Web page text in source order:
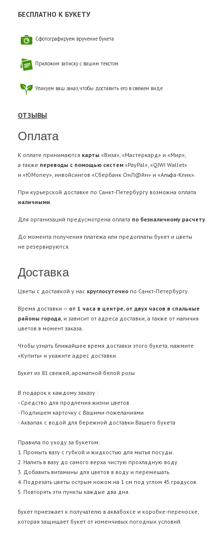
БЕСПЛАТНО К БУКЕТУ
Сфотографируем вручение букета
Приложим записку с вашим текстом
Упакуем ваш заказ, чтобы доставить его в свежем виде
ОТЗЫВЫ
Оплата
К оплате принимаются карты «Виза», «Мастеркард» и «Мир»,
а также переводы с помощью систем «PayPal», «QIWI Wallet»
и «ЮMoney», инвойсингов «Сбербанк ОнЛ@йн» и «Альфа-Клик».
При курьерской доставке по Санкт-Петербургу возможна оплата
наличными.
Для организаций предусмотрена оплата по безналичному расчету.
До момента получения платежа или предоплаты букет и цветы
не резервируются.
Доставка
Цветы с доставкой у нас круглосуточно по Санкт-Петербургу.
Время доставки — от 1 часа в центре, от двух часов в спальные
районы города, и зависит от адреса доставки, а также от наличия
цветов в момент заказа.
Чтобы узнать ближайшее время доставки этого букета, нажмите
«Купить» и укажите адрес доставки.
Букет из 81 свежей, ароматной белой розы
В подарок к каждому заказу :
- Средство для продления жизни цветов
- Подпишем карточку с Вашими пожеланиями
- Аквапак с водой для бережной доставки Вашего букета
Правила по уходу за букетом:
1. Промыть вазу с губкой и жидкостью для мытья посуды.
2. Налить в вазу до самого верха чистую прохладную воду
3. Добавить витамины для цветов в воду и перемешать.
4. Подрезать цветы острым ножом на 1 см под углом 45 градусов.
5. Повторять эти пункты каждые два дня.
Букет приезжает к получателю в аквабоксе и коробке-переноске,
которая защищает букет от изменчивых погодных условий.